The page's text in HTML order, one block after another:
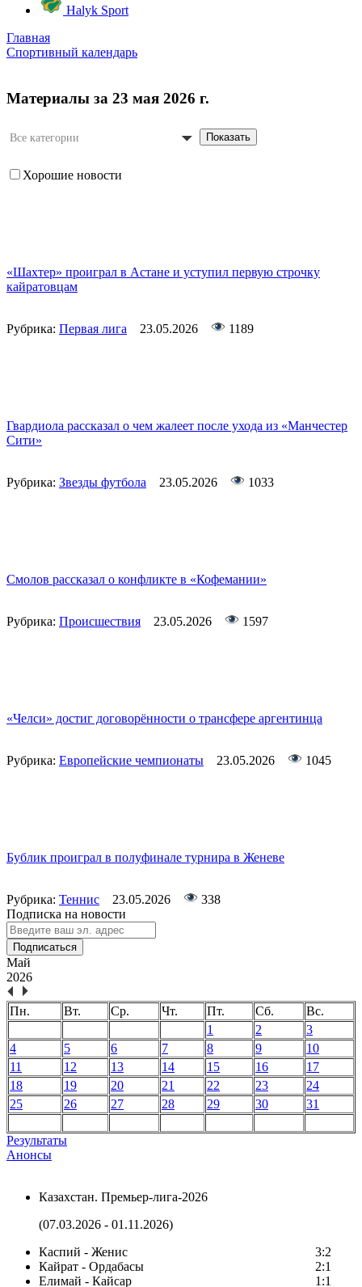
Halyk Sport
Главная
Спортивный календарь
Материалы за 23 мая 2026 г.
Все категории Показать
Хорошие новости
«Шахтер» проиграл в Астане и уступил первую строчку
кайратовцам
Рубрика: Первая лига 23.05.2026 1189
Гвардиола рассказал о чем жалеет после ухода из «Манчестер
Сити»
Рубрика: Звезды футбола 23.05.2026 1033
Смолов рассказал о конфликте в «Кофемании»
Рубрика: Происшествия 23.05.2026 1597
«Челси» достиг договорённости о трансфере аргентинца
Рубрика: Европейские чемпионаты 23.05.2026 1045
Бублик проиграл в полуфинале турнира в Женеве
Рубрика: Теннис 23.05.2026
338
Подписка на новости
Подписаться
Май
2026
Пн. Вт. Ср. Чт. Пт. Сб.
Вс.
1
2
3
4
5 6 7 8 9
10
11
12 13 14 15 16
17
18
19 20 21 22 23
24
25
26 27 28 29 30 31
Результаты
Анонсы
Казахстан. Премьер-лига-2026
(07.03.2026 - 01.11.2026)
Каспий - Женис
3:2
Кайрат - Ордабасы
2:1
Елимай - Кайсар
1:1